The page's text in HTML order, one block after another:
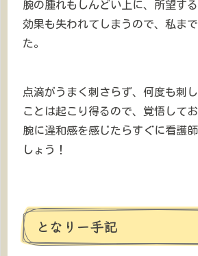
腕の腫れもしんどい上に、所望す
効果も失われてしまうので、私ま
た。
点滴がうまく刺さらず、何度も刺
ことは起こり得るので、覚悟して
腕に違和感を感じたらすぐに看護
しょう！
となりー手記